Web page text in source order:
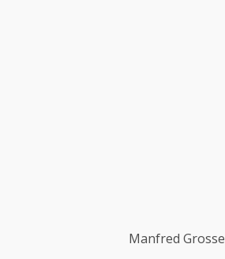
Manfred Grosse